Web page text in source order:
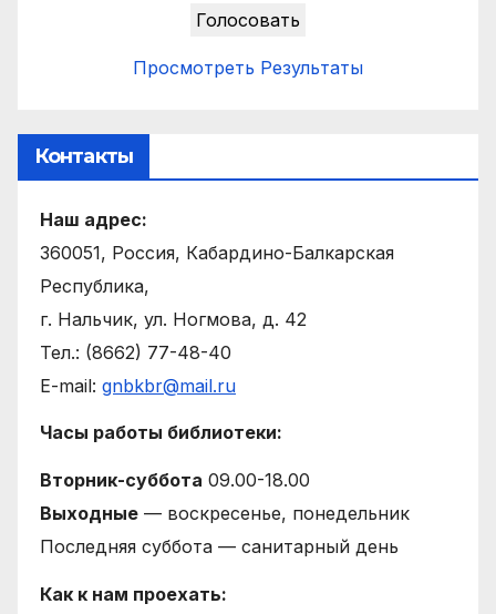
Просмотреть Результаты
Контакты
Наш адрес:
360051, Россия, Кабардино-Балкарская
Республика,
г. Нальчик, ул. Ногмова, д. 42
Тел.: (8662) 77-48-40
E-mail: gnbkbr@mail.ru
Часы работы библиотеки:
Вторник-суббота 09.00-18.00
Выходные — воскресенье, понедельник
Последняя суббота — санитарный день
Как к нам проехать: